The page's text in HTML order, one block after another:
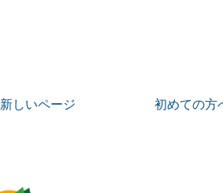
新しいページ 初めての方